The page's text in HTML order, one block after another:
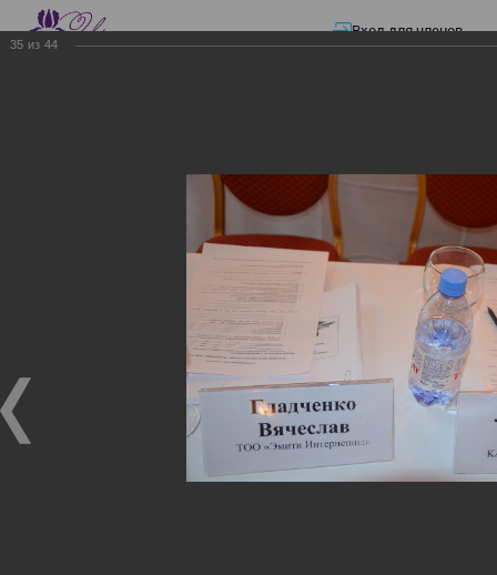
Вход для членов
Презентации—
ЭЛЕКТРОННЫЕ СЧЕТА-ФАКТУРЫ.
ЭЛЕКТРОННЫЕ СЧЕТА-
ФАКТУРЫ. ВИРТУАЛЬНЫЙ
ЭЛЕКТРОННЫЕ СЧЕТА-ФАКТУРЫ. ВИРТУАЛЬНЫЙ
СКЛАД.
Семинар с КГД и разработчиками
35 из 44